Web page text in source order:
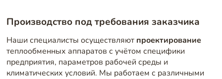
Производство под требования заказчика
Наши специалисты осуществляют проектирование
теплообменных аппаратов с учётом специфики
предприятия, параметров рабочей среды и
климатических условий. Мы работаем с различными